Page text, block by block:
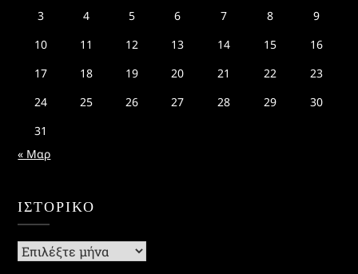
3
4 5 6 7 8
9
10
11 12 13 14 15
16
17
18 19 20 21 22
23
24
25 26 27 28 29
30
31
« Μαρ
ΙΣΤΟΡΙΚΌ
Ιστορικό